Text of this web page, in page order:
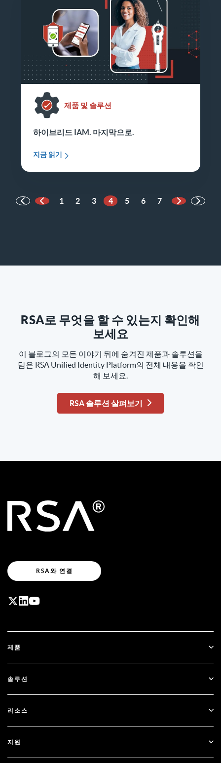
제품 및 솔루션
하이브리드 IAM. 마지막으로.
지금 읽기
이전 페이지
1 2 3 4 5 6 7
다음 페이지
RSA로 무엇을 할 수 있는지 확인해
보세요
이 블로그의 모든 이야기 뒤에 숨겨진 제품과 솔루션을
담은 RSA Unified Identity Platform의 전체 내용을 확인
해 보세요.
RSA 솔루션 살펴보기
RSA와 연결
제품
SecurID
솔루션
다단계 인증
리소스
블로그
지원